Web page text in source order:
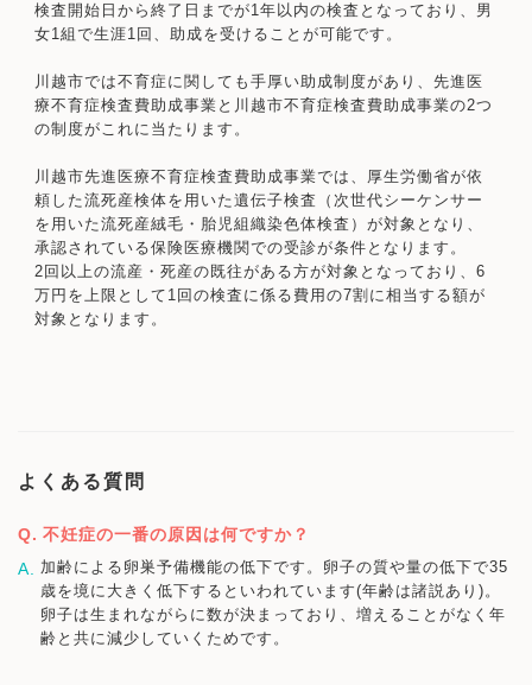
検査開始日から終了日までが1年以内の検査となっており、男
女1組で生涯1回、助成を受けることが可能です。
川越市では不育症に関しても手厚い助成制度があり、先進医
療不育症検査費助成事業と川越市不育症検査費助成事業の2つ
の制度がこれに当たります。
川越市先進医療不育症検査費助成事業では、厚生労働省が依
頼した流死産検体を用いた遺伝子検査（次世代シーケンサー
を用いた流死産絨毛・胎児組織染色体検査）が対象となり、
承認されている保険医療機関での受診が条件となります。
2回以上の流産・死産の既往がある方が対象となっており、6
万円を上限として1回の検査に係る費用の7割に相当する額が
対象となります。
よくある質問
不妊症の一番の原因は何ですか？
加齢による卵巣予備機能の低下です。卵子の質や量の低下で35
歳を境に大きく低下するといわれています(年齢は諸説あり)。
卵子は生まれながらに数が決まっており、増えることがなく年
齢と共に減少していくためです。